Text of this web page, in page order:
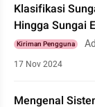
Klasifikasi
Hingga Sungai
Kiriman Pengguna
17 Nov 2024
Mengenal